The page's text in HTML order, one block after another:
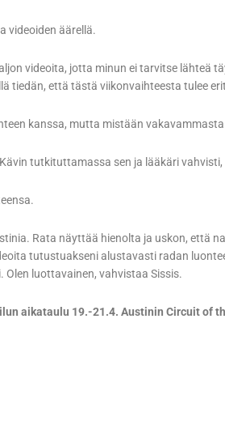
videoiden äärellä.
videoita, jotta minun ei tarvitse lähteä
tiedän, että tästä viikonvaihteesta tulee
kanssa, mutta mistään
tutkituttamassa sen ja lääkäri
Rata näyttää hienolta ja uskon, että
tutustuakseni alustavasti radan
Olen luottavainen, vahvistaa Sissis.
aikataulu 19.-21.4. Austinin Circuit of